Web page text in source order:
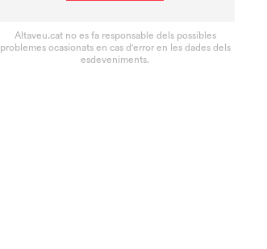
Altaveu.cat no es fa responsable dels possibles
problemes ocasionats en cas d'error en les dades dels
esdeveniments.